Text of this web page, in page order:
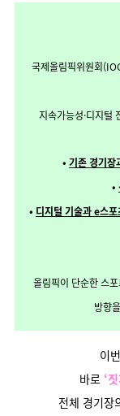
국제올림픽위원회
지속가능성·디지털
•기존 경기장
•
• 디지털 기술과 e스
올림픽이 단순한 스
방향
이
바로 ‘
전체 경기장